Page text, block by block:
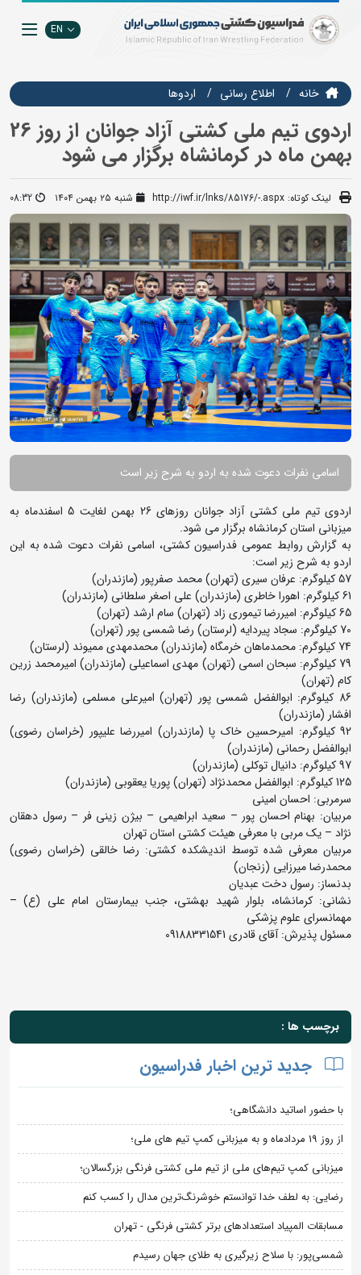
EN
خانه اطلاع رسانی اردوها
اردوی تیم ملی کشتی آزاد جوانان از روز 26
بهمن ماه در کرمانشاه برگزار می شود
لینک کوتاه: http://iwf.ir/lnks/85176/-.aspx شنبه ۲۵ بهمن ۱۴۰۴ 08:32
اسامی نفرات دعوت شده به اردو به شرح زیر است
اردوی تیم ملی کشتی آزاد جوانان روزهای 26 بهمن لغایت 5 اسفندماه به
میزبانی استان کرمانشاه برگزار می شود.
به گزارش روابط عمومی فدراسیون کشتی، اسامی نفرات دعوت شده به این
اردو به شرح زیر است:
57 کیلوگرم: عرفان سیری (تهران) محمد صفرپور (مازندران)
61 کیلوگرم: اهورا خاطری (مازندران) علی اصغر سلطانی (مازندران)
65 کیلوگرم: امیررضا تیموری زاد (تهران) سام ارشد (تهران)
70 کیلوگرم: سجاد پیردایه (لرستان) رضا شمسی پور (تهران)
74 کیلوگرم: محمدماهان خرمگاه (مازندران) محمدمهدی ممیوند (لرستان)
79 کیلوگرم: سبحان اسمی (تهران) مهدی اسماعیلی (مازندران) امیرمحمد زرین
کام (تهران)
86 کیلوگرم: ابوالفضل شمسی پور (تهران) امیرعلی مسلمی (مازندران) رضا
افشار (مازندران)
92 کیلوگرم: امیرحسین خاک پا (مازندران) امیررضا علیپور (خراسان رضوی)
ابوالفضل رحمانی (مازندران)
97 کیلوگرم: دانیال توکلی (مازندران)
125 کیلوگرم: ابوالفضل محمدنژاد (تهران) پوریا یعقوبی (مازندران)
سرمربی: احسان امینی
مربیان: بهنام احسان پور – سعید ابراهیمی – بیژن زینی فر – رسول دهقان
نژاد – یک مربی با معرفی هیئت کشتی استان تهران
مربیان معرفی شده توسط اندیشکده کشتی: رضا خالقی (خراسان رضوی)
محمدرضا میرزایی (زنجان)
بدنساز: رسول دخت عبدیان
نشانی: کرمانشاه، بلوار شهید بهشتی، جنب بیمارستان امام علی (ع) –
مهمانسرای علوم پزشکی
مسئول پذیرش: آقای قادری 09188331541
برچسب ها :
جدید ترین اخبار فدراسیون
با حضور اساتید دانشگاهی؛
از روز 19 مردادماه و به میزبانی کمپ تیم های ملی؛
میزبانی کمپ تیم‌های ملی از تیم ملی کشتی فرنگی بزرگسالان؛
رضایی: به لطف خدا توانستم خوشرنگ‌ترین مدال را کسب کنم
مسابقات المپیاد استعدادهای برتر کشتی فرنگی - تهران
شمسی‌پور: با سلاح زیرگیری به طلای جهان رسیدم